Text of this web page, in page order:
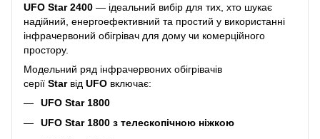
UFO Star 2400 — ідеальний вибір для тих, хто шукає
надійний, енергоефективний та простий у використанні
інфрачервоний обігрівач для дому чи комерційного
простору.
Модельний ряд інфрачервоних обігрівачів
серії Starвід UFO включає:
UFO Star 1800
UFO Star 1800 з телескопічною ніжкою